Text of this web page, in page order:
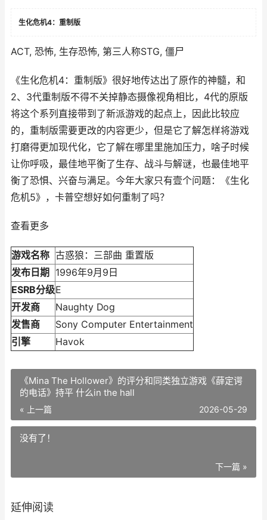
生化危机4：重制版
ACT, 恐怖, 生存恐怖, 第三人称STG, 僵尸
《生化危机4：重制版》很好地传达出了原作的神髓，和
2、3代重制版不得不关掉静态摄像视角相比，4代的原版
将这个系列直接带到了新派游戏的起点上，因此比较应
的，重制版需要更改的内容更少，但是它了解怎样将游戏
打磨得更加现代化，它了解在哪里里施加压力，啥子时候
让你呼吸，最佳地平衡了生存、战斗与解谜，也最佳地平
衡了恐惧、兴奋与满足。今年大家只有壹个问题：《生化
危机5》，卡普空想好如何重制了吗？
查看更多
游戏名称 古惑狼：三部曲 重置版
发布日期
1996年9月9日
ESRB分级E
开发商
Naughty Dog
发售商
Sony Computer Entertainment
引擎
Havok
《Mina The Hollower》的评分和同类独立游戏《薛定谔
的电话》持平 什么in the hall
« 上一篇 2026-05-29
没有了！
下一篇 »
延伸阅读